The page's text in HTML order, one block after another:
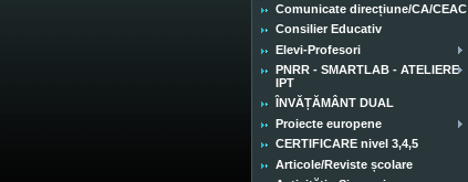
Comunicate direcțiune/CA/CEAC
Consilier Educativ
Elevi-Profesori
PNRR - SMARTLAB - ATELIERE
IPT
ÎNVĂȚĂMÂNT DUAL
Proiecte europene
CERTIFICARE nivel 3,4,5
Articole/Reviste școlare